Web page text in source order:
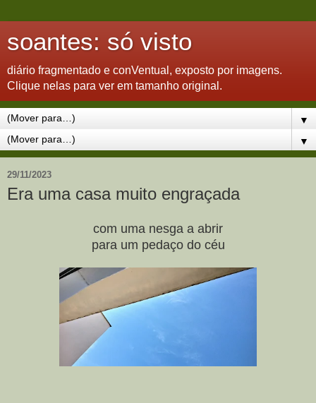
soantes: só visto
diário fragmentado e conVentual, exposto por imagens.
Clique nelas para ver em tamanho original.
▼
▼
29/11/2023
Era uma casa muito engraçada
com uma nesga a abrir
para um pedaço do céu